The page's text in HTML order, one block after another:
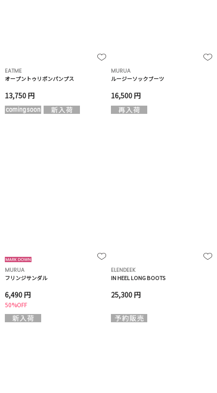
EATME
オープントゥリボンパンプス
13,750 円
MURUA
ルージーソックブーツ
16,500 円
MURUA
フリンジサンダル
6,490 円
50%OFF
ELENDEEK
IN HEEL LONG BOOTS
25,300 円